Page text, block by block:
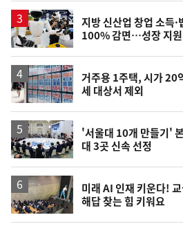
지방 신산업 창업 소득·
100% 감면…성장 지
거주용 1주택, 시가 20
세 대상서 제외
'서울대 10개 만들기'
대 3곳 신속 선정
미래 AI 인재 키운다!
해답 찾는 힘 키워요